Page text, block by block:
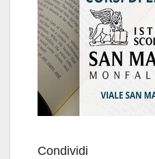
Condividi